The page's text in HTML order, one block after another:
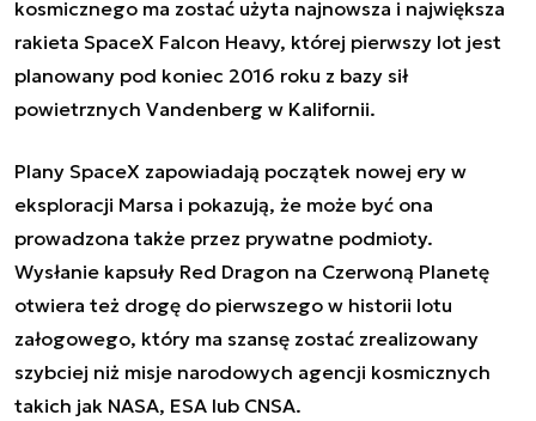
kosmicznego ma zostać użyta najnowsza i największa
rakieta SpaceX Falcon Heavy, której pierwszy lot jest
planowany pod koniec 2016 roku z bazy sił
powietrznych Vandenberg w Kalifornii.
Plany SpaceX zapowiadają początek nowej ery w
eksploracji Marsa i pokazują, że może być ona
prowadzona także przez prywatne podmioty.
Wysłanie kapsuły Red Dragon na Czerwoną Planetę
otwiera też drogę do pierwszego w historii lotu
załogowego, który ma szansę zostać zrealizowany
szybciej niż misje narodowych agencji kosmicznych
takich jak NASA, ESA lub CNSA.